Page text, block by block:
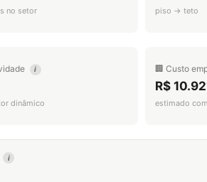
no setor piso → teto
i
dinâmico
🏢 Custo
R$
estimado
i